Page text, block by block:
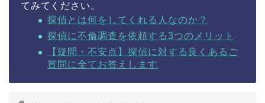
てみてください。
探偵とは何をしてくれる人なのか？
探偵に不倫調査を依頼する3つのメリット
【疑問・不安点】探偵に対する良くあるご
質問に全てお答えします